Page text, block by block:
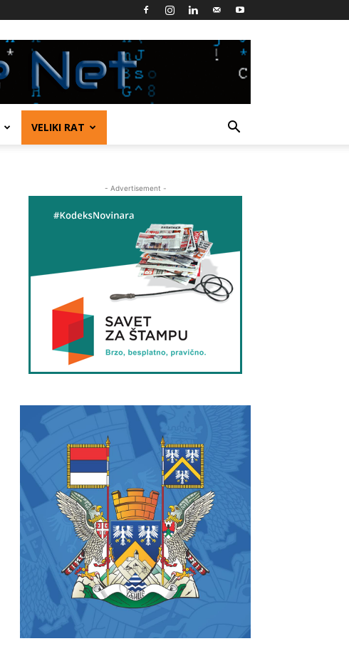
VELIKI RAT
- Advertisement -